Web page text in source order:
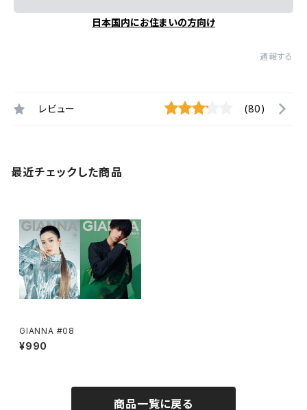
日本国内にお住まいの方向け
通報する
レビュー (80)
最近チェックした商品
GIANNA #08
¥990
商品一覧に戻る